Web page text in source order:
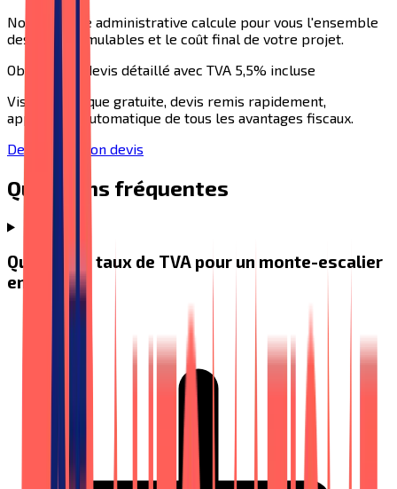
Notre équipe administrative calcule pour vous l'ensemble
des aides cumulables et le coût final de votre projet.
Obtenez un devis détaillé avec TVA 5,5% incluse
Visite technique gratuite, devis remis rapidement,
application automatique de tous les avantages fiscaux.
Demander mon devis
Questions fréquentes
Quel est le taux de TVA pour un monte-escalier
en 2026 ?